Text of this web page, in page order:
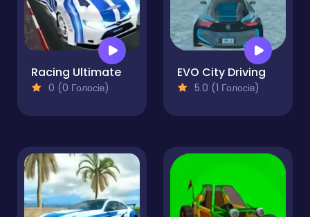
Racing Ultimate
0 (0 Голосів)
EVO City Driving
5.0 (1 Голосів)